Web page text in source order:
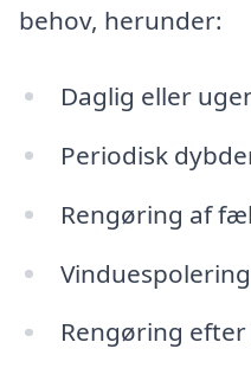
behov, herunder:
Daglig eller
Periodisk
Rengøring af
Rengøring